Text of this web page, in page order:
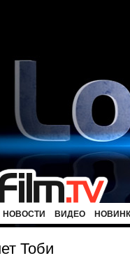
НОВОСТИ ВИДЕО
Тоби